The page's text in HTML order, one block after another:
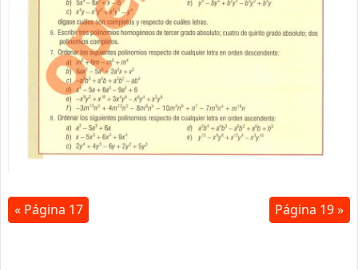
« Página 17 Página 19 »